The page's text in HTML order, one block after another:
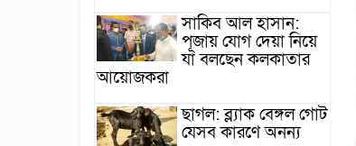
সাকিব আল হাসান:
পূজায় যোগ দেয়া নিয়ে
যা বলছেন কলকাতার
আয়োজকরা
ছাগল: ব্ল্যাক বেঙ্গল গোট
যেসব কারণে অনন্য